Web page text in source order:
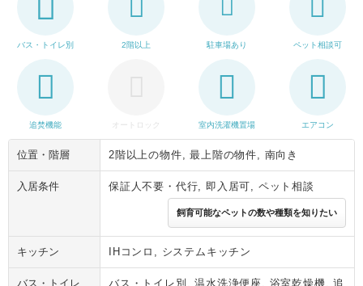
バス・トイレ別 2階以上 駐車場あり ペット相談可
追焚機能 オートロック 室内洗濯機置場 エアコン
位置・階層 2階以上の物件, 最上階の物件, 南向き
入居条件 保証人不要・代行, 即入居可, ペット相談
飼育可能なペットの数や種類を知りたい
キッチン IHコンロ, システムキッチン
バス・トイレ
バス・トイレ別, 温水洗浄便座, 浴室乾燥機, 追